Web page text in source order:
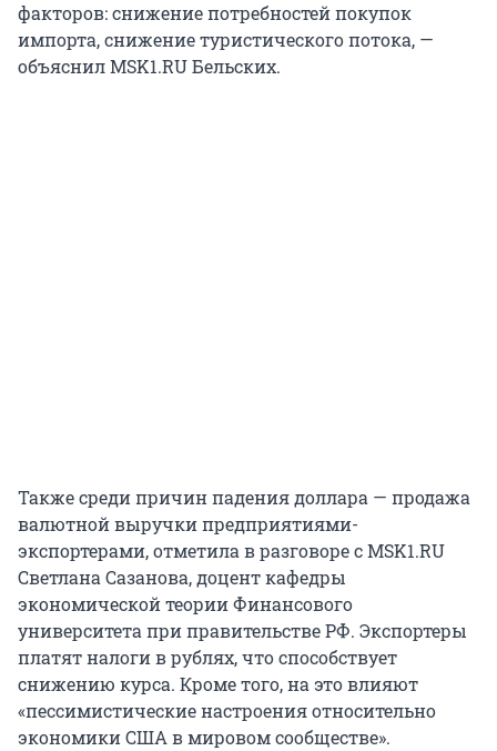
факторов: снижение потребностей покупок
импорта, снижение туристического потока, —
объяснил MSK1.RU Бельских.
Также среди причин падения доллара — продажа
валютной выручки предприятиями-
экспортерами, отметила в разговоре с MSK1.RU
Светлана Сазанова, доцент кафедры
экономической теории Финансового
университета при правительстве РФ. Экспортеры
платят налоги в рублях, что способствует
снижению курса. Кроме того, на это влияют
«пессимистические настроения относительно
экономики США в мировом сообществе».